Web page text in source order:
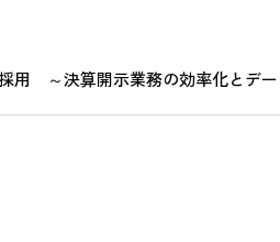
用 ～決算開示業務の効率化とデ